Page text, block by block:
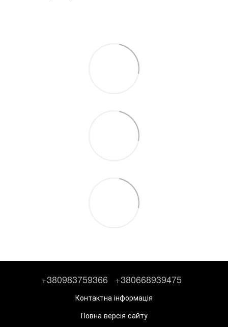
+380983759366 +380668939475
Контактна інформація
Повна версія сайту